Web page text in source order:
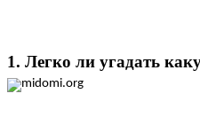
1. Легко ли угадать